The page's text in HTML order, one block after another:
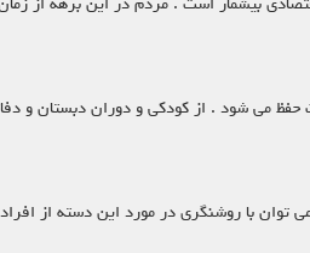
بیشمار است .‌ مردم در این برهه از
می شود . از کودکی و دوران دبستان و
توان با روشنگری در مورد این دسته از